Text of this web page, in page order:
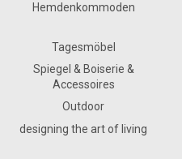
Hemdenkommoden
Tagesmöbel
Spiegel & Boiserie &
Accessoires
Outdoor
designing the art of living